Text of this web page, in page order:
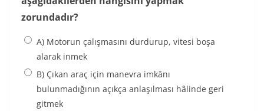
zorundadır?
A) Motorun çalışmasını durdurup, vitesi boşa
alarak inmek
B) Çıkan araç için manevra imkânı
bulunmadığının açıkça anlaşılması hâlinde geri
gitmek